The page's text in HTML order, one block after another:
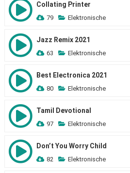
Collating Printer
79 Elektronische
Jazz Remix 2021
63 Elektronische
Best Electronica 2021
80 Elektronische
Tamil Devotional
97 Elektronische
Don’t You Worry Child
82 Elektronische